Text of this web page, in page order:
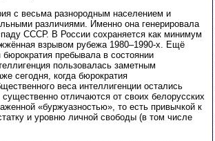
с весьма разнородным населением и
различиями. Именно она генерировала
СССР. В России сохраняется как минимум
взрывом рубежа 1980–1990-х. Ещё
пребывала в состоянии
пользовалась заметным
сегодня, когда бюрократия
веса интеллигенции остались
отличаются от своих белорусских
«буржуазностью», то есть привычкой к
и уровню личной свободы (в том числе